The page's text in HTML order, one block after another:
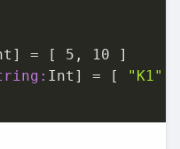
= [ 5 , 10 ]
Int] = [ "K1"